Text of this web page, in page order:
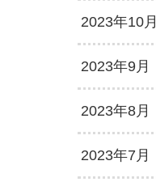
2023年10月
2023年9月
2023年8月
2023年7月